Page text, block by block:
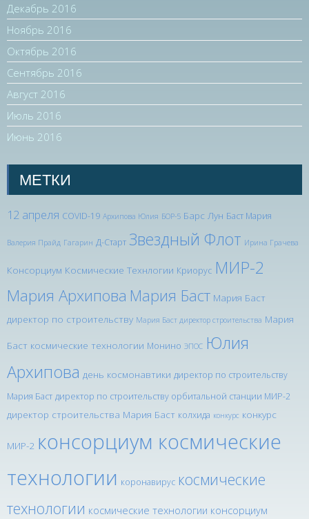
Декабрь 2016
Ноябрь 2016
Октябрь 2016
Сентябрь 2016
Август 2016
Июль 2016
Июнь 2016
МЕТКИ
12 апреля COVID-19 Архипова Юлия БОР-5 Барс Лун Баст Мария
Валерия Прайд Гагарин Д-Старт Звездный Флот Ирина Грачева
Консорциум Космические Технлогии Криорус МИР-2
Мария Архипова Мария Баст Мария Баст
директор по строительству Мария Баст директор строительства Мария
Баст космические технологии Монино ЭПОС Юлия
Архипова день космонавтики директор по строительству
Мария Баст директор по строительству орбитальной станции МИР-2
директор строительства Мария Баст колхида конкурс конкурс
МИР-2 консорциум космические
технологии коронавирус космические
технологии космические технологии консорциум